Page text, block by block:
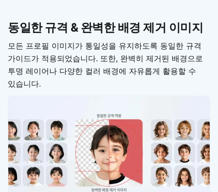
동일한 규격 & 완벽한 배경 제거 이미지
모든 프로필 이미지가 통일성을 유지하도록 동일한 규격
가이드가 적용되었습니다. 또한, 완벽히 제거된 배경으로
투명 레이어나 다양한 컬러 배경에 자유롭게 활용할 수
있습니다.